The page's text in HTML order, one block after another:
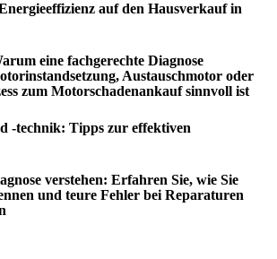
auf den Hausverkauf in
eine fachgerechte Diagnose
Austauschmotor oder
zum Motorschadenankauf sinnvoll ist
-technik: Tipps zur effektiven
verstehen: Erfahren Sie, wie Sie
und teure Fehler bei Reparaturen